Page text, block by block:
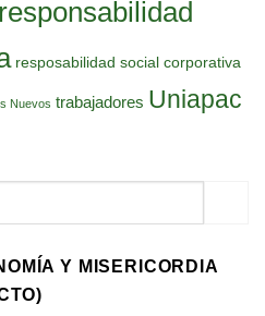
responsabilidad
resposabilidad social corporativa
Nuevos trabajadores Uniapac
Y MISERICORDIA